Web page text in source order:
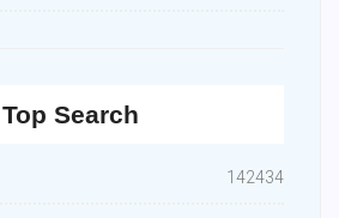
Top Search
142434